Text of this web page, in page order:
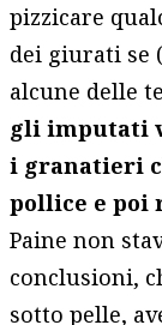
pizzicare
dei giurati se
alcune delle
gli imputati
i granatieri
pollice e poi
Paine non
conclusioni,
sotto pelle,